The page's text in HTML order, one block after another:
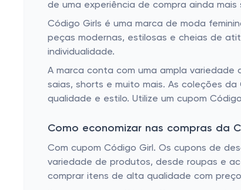
de uma experiência de compra ainda mais
Código Girls é uma marca de moda
peças modernas, estilosas e cheias de
individualidade.
A marca conta com uma ampla
saias, shorts e muito mais. As coleções
qualidade e estilo. Utilize um cupom
Como economizar nas compras da
Com cupom Código Girl. Os cupons de
variedade de produtos, desde roupas e
comprar itens de alta qualidade com